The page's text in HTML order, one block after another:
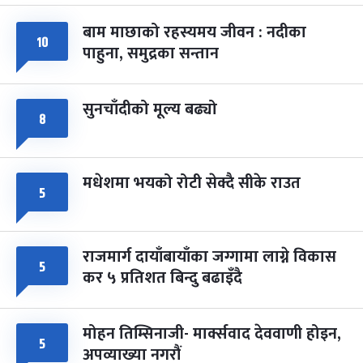
८ फागुपूर्णिमा
चैत्र ८, २०८३-Mar 22, 2027
७ महिना बाँकी
१० बाम माछाको रहस्यमय जीवन : नदीका
पाहुना, समुद्रका सन्तान
८ सुनचाँदीको मूल्य बढ्यो
५ मधेशमा भयको रोटी सेक्दै सीके राउत
५ राजमार्ग दायाँबायाँका जग्गामा लाग्ने विकास
कर ५ प्रतिशत बिन्दु बढाइँदै
५ मोहन तिम्सिनाजी- मार्क्सवाद देववाणी होइन,
अपव्याख्या नगरौं